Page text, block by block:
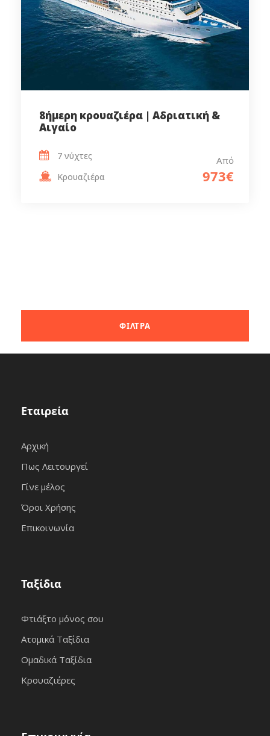
8ήμερη κρουαζιέρα | Αδριατική &
Αιγαίο
Από
973€
7 νύχτες
Κρουαζιέρα
Εταιρεία
Αρχική
Πως Λειτουργεί
Γίνε μέλος
Όροι Χρήσης
Επικοινωνία
Ταξίδια
Φτιάξτο μόνος σου
Ατομικά Ταξίδια
Ομαδικά Ταξίδια
Κρουαζιέρες